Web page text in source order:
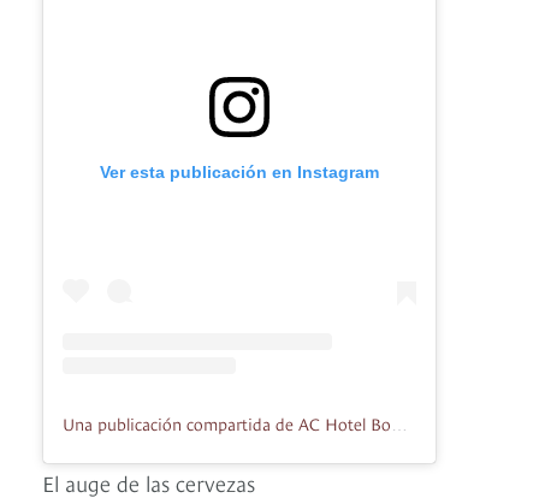
Ver esta publicación en Instagram
El auge de las cervezas